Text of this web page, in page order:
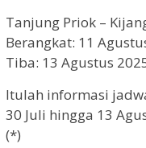
Tanjung Priok –
Berangkat: 11
Tiba: 13 Agustus
Itulah informasi
30 Juli hingga 13
(*)